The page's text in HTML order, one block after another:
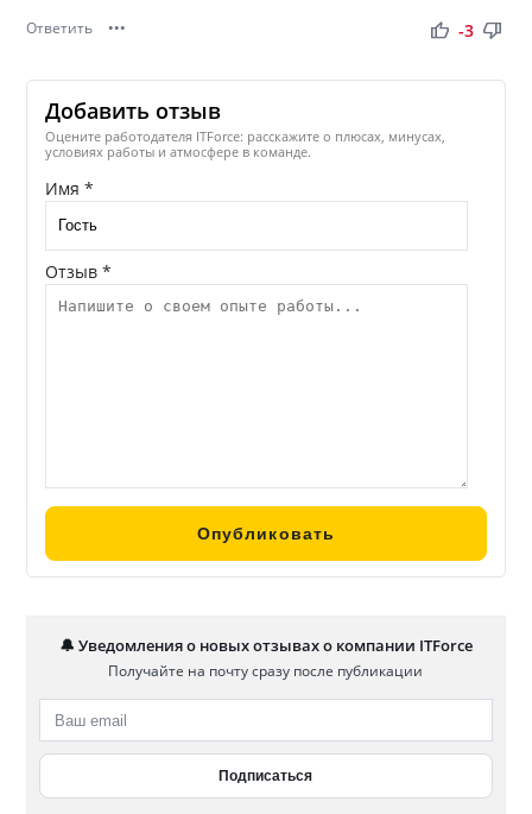
Ответить ••• thumb_up thumb_down
-3
Добавить отзыв
Оцените работодателя ITForce: расскажите о плюсах, минусах,
условиях работы и атмосфере в команде.
Имя *
Отзыв *
🔔 Уведомления о новых отзывах о компании ITForce
Получайте на почту сразу после публикации